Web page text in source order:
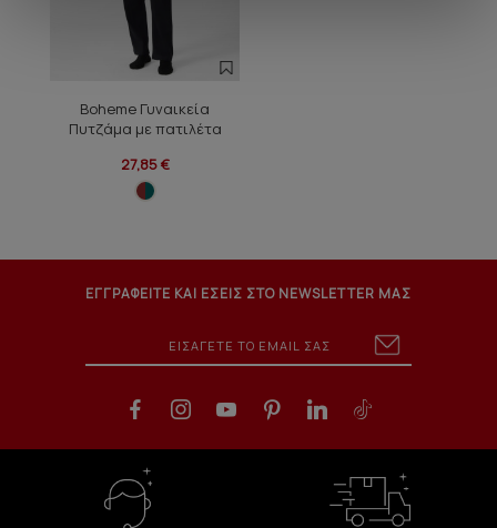
Boheme Γυναικεία
Πυτζάμα με πατιλέτα
27,85 €
ΕΓΓΡΑΦΕΙΤΕ ΚΑΙ ΕΣΕΙΣ ΣΤΟ NEWSLETTER ΜΑΣ